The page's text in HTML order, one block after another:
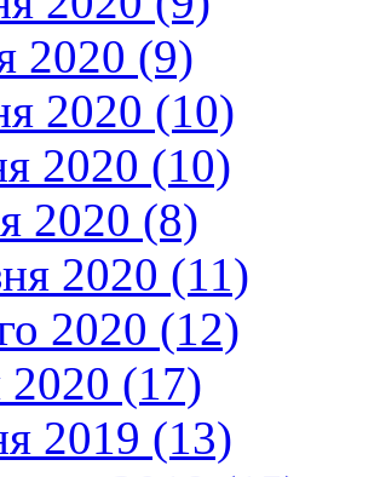
2020 (9)
2020 (10)
2020 (10)
2020 (8)
2020 (11)
2020 (12)
2020 (17)
2019 (13)